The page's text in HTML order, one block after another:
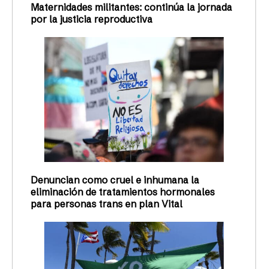
Maternidades militantes: continúa la jornada
por la justicia reproductiva
Denuncian como cruel e inhumana la
eliminación de tratamientos hormonales
para personas trans en plan Vital